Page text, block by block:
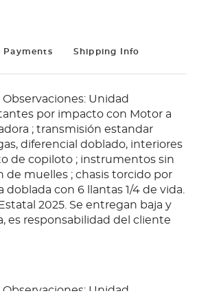
Payments Shipping Info
Unidad
por impacto con Motor a
; transmisión estandar
diferencial doblado, interiores
de copiloto ; instrumentos sin
de muelles ; chasis torcido por
doblada con 6 llantas 1/4 de vida.
2025. Se entregan baja y
es responsabilidad del cliente
Unidad